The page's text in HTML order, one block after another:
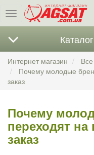
Меню
Интернет магазин
Почему молодые
заказ
Почему
переходят
заказ